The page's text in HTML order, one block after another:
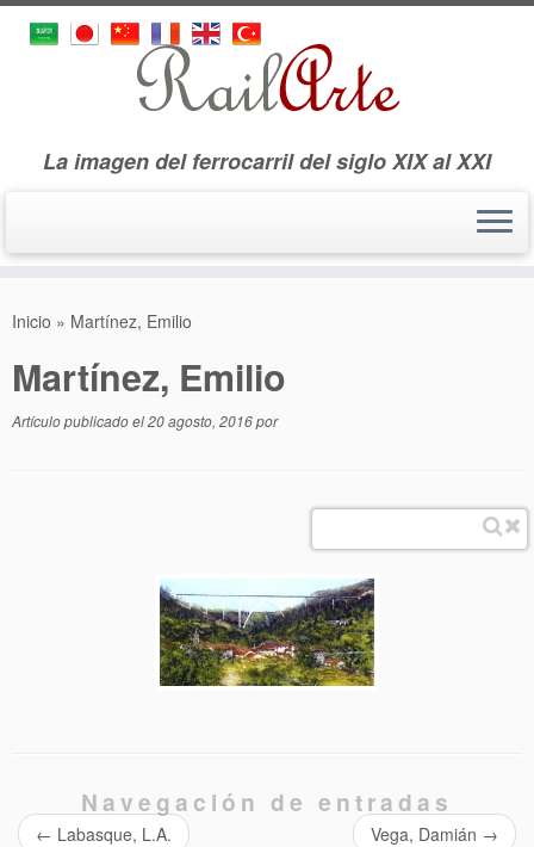
La imagen del ferrocarril del siglo XIX al XXI
Inicio » Martínez, Emilio
Martínez, Emilio
Artículo publicado el20 agosto, 2016por
Navegación de entradas
← Labasque, L.A. Vega, Damián →